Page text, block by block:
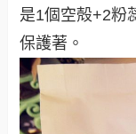
是1個空殻+2粉
保護著 。